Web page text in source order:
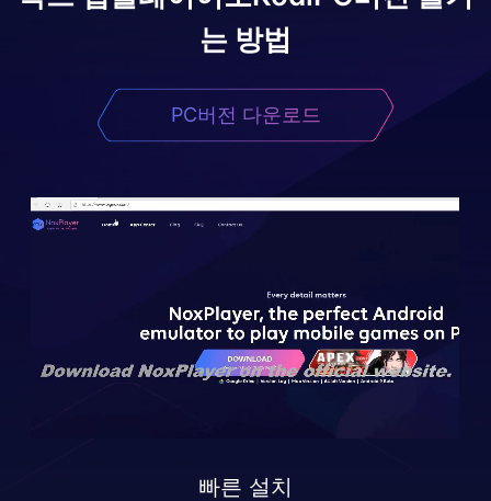
는 방법
PC버전 다운로드
빠른 설치